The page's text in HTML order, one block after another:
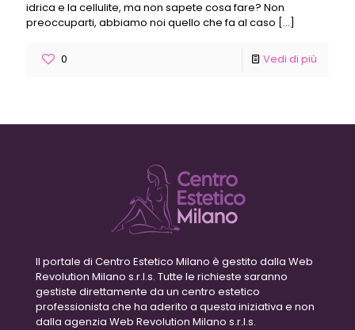
idrica e la cellulite, ma non sapete cosa fare? Non
preoccuparti, abbiamo noi quello che fa al caso […]
0 Vedi di più
Il portale di Centro Estetico Milano è gestito dalla Web
Revolution Milano s.r.l.s. Tutte le richieste saranno
gestiste direttamente da un centro estetico
professionista che ha aderito a questa iniziativa e non
dalla agenzia Web Revolution Milano s.r.l.s.